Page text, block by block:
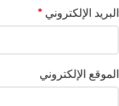
البريد الإلكتروني *
الموقع الإلكتروني